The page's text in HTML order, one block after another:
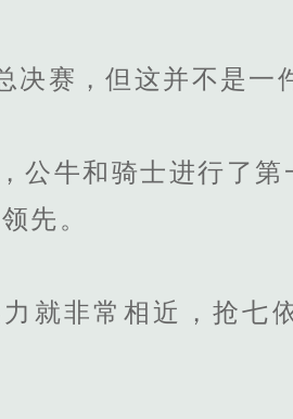
赛，但这并不是一
牛和骑士进行了第
先。
非常相近，抢七